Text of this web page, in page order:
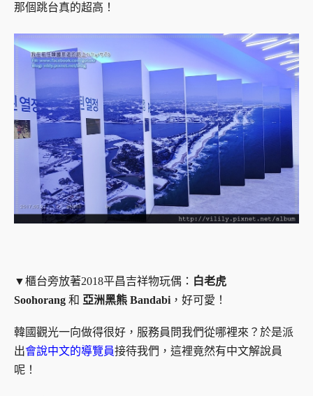
那個跳台真的超高！
▼櫃台旁放著2018平昌吉祥物玩偶： 白老虎
Soohorang 和 亞洲黑熊 Bandabi ，好可愛！
韓國觀光一向做得很好，服務員問我們從哪裡來？於是派
出會說中文的導覽員接待我們， 這裡竟然有中文解說員
呢！